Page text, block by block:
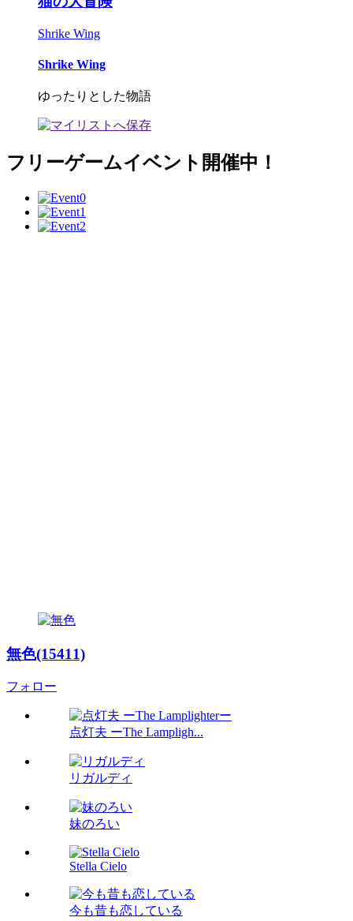
Shrike Wing
Shrike Wing
ゆったりとした物語
フリーゲームイベント開催中！
無色(15411)
フォロー
点灯夫 ーThe Lampligh...
リガルディ
妹のろい
Stella Cielo
今も昔も恋している